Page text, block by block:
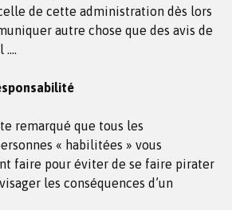
de cette administration dès lors
autre chose que des avis de
….
remarqué que tous les
« habilitées » vous
faire pour éviter de se faire pirater
les conséquences d’un